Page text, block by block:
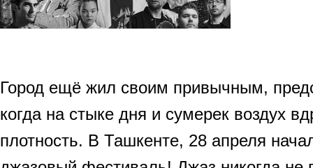
Город ещё жил своим привычным,
когда на стыке дня и сумерек воздух
плотность. В Ташкенте, 28 апреля